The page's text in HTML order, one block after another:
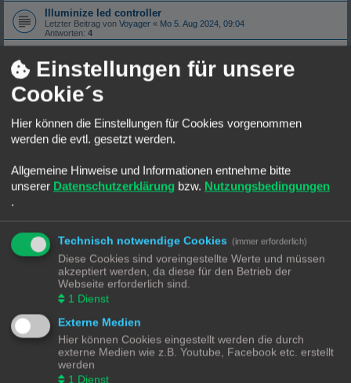
Illuminize led controller
Letzter Beitrag von Voyager « Mo 5. Aug 2024, 09:04
Antworten: 4
Letzter Beitrag von
So 4. Aug 2024, 00:22
Antworten: 2
Zigbee2mqtt Signalstärke LQI richtig (?) interpretieren
Letzter Beitrag von
Rating: 6.67%
Zigbee (Tuya) Datensicherung und Netzstabilität/Mesh
Wechsel von deCONZ zu Zigbee2MQTT
Letzter Beitrag vonOsorkon«Sa 24. Feb 2024, 13:24
Letzter Beitrag vonDampf«Mi 14. Feb 2024, 23:11
Antworten:
Rating: 13.33%
Zigbee2mqtt - Hue Dimmschalter Binding TOGGLE statt
ON/OFF
Letzter Beitrag von
Z2M "spinnt" immer mehr
Letzter Beitrag von Jim_OS«So 21. Jan 2024, 14:38
Antworten:14
Rating: 6.67%
Einstellungen für unsere
Cookie´s
Hier können die Einstellungen für Cookies vorgenommen
werden die evtl. gesetzt werden.
Allgemeine Hinweise und Informationen entnehme bitte
unserer Datenschutzerklärung bzw. Nutzungsbedingungen
.
Technisch notwendige Cookies (immer erforderlich)
Diese Cookies sind voreingestellte Werte und müssen
akzeptiert werden, da diese für den Betrieb der
Webseite erforderlich sind.
1 Dienst
Externe Medien
Hier können Cookies eingestellt werden die durch
externe Medien wie z.B. Youtube, Facebook etc. erstellt
werden
1 Dienst